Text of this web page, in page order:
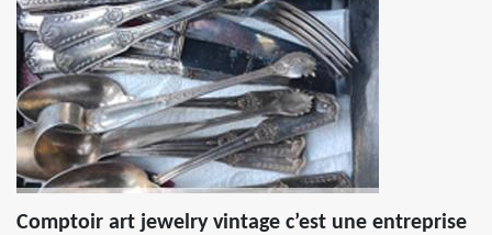
Comptoir art jewelry vintage c’est une entreprise